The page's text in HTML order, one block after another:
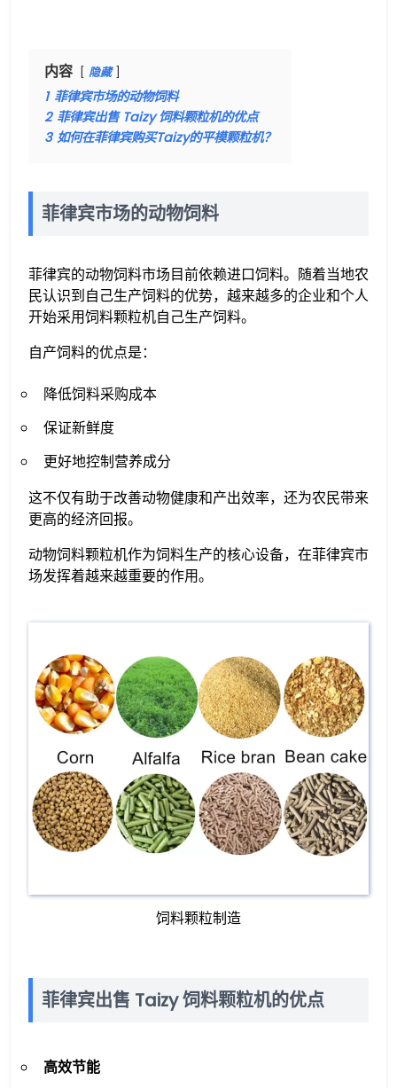
内容 隐藏
1 菲律宾市场的动物饲料
2 菲律宾出售 Taizy 饲料颗粒机的优点
3 如何在菲律宾购买Taizy的平模颗粒机？
菲律宾市场的动物饲料
菲律宾的动物饲料市场目前依赖进口饲料。随着当地农
民认识到自己生产饲料的优势，越来越多的企业和个人
开始采用饲料颗粒机自己生产饲料。
自产饲料的优点是：
降低饲料采购成本
保证新鲜度
更好地控制营养成分
这不仅有助于改善动物健康和产出效率，还为农民带来
更高的经济回报。
动物饲料颗粒机作为饲料生产的核心设备，在菲律宾市
场发挥着越来越重要的作用。
饲料颗粒制造
菲律宾出售 Taizy 饲料颗粒机的优点
高效节能